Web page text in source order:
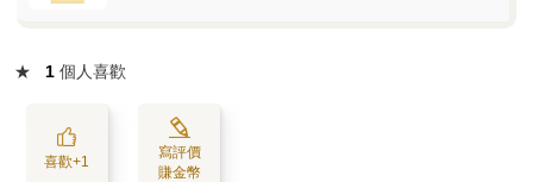
★ 1 個人喜歡
喜歡+1
寫評價
賺金幣